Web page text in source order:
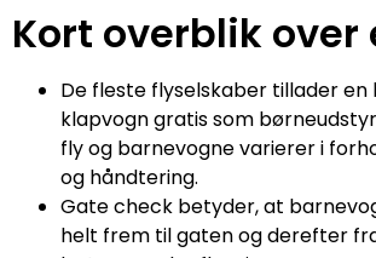
Kort overblik over
De fleste flyselskaber tillader
klapvogn gratis som
fly og barnevogne varierer i
og håndtering.
Gate check betyder, at
helt frem til gaten og derefter